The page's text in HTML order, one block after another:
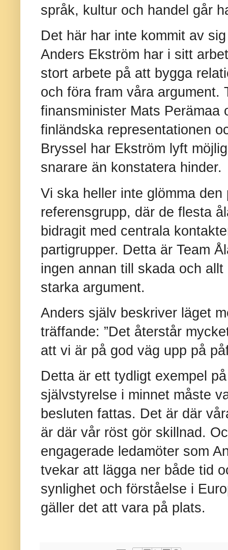
språk, kultur och handel går
Det här har inte kommit av
Anders Ekström har i sitt
stort arbete på att bygga
och föra fram våra argument.
finansminister Mats Perämaa
finländska representationen
Bryssel har Ekström lyft
snarare än konstatera hinder.
Vi ska heller inte glömma den
referensgrupp, där de flesta
bidragit med centrala
partigrupper. Detta är Team
ingen annan till skada och
starka argument.
Anders själv beskriver läget
träffande: ”Det återstår
att vi är på god väg upp på
Detta är ett tydligt exempel
självstyrelse i minnet måste
besluten fattas. Det är där
är där vår röst gör skillnad.
engagerade ledamöter som
tvekar att lägga ner både tid
synlighet och förståelse i
gäller det att vara på plats.